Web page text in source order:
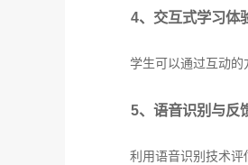
4、交互式学习体
学生可以通过互动的
5、语音识别与反
利用语音识别技术评